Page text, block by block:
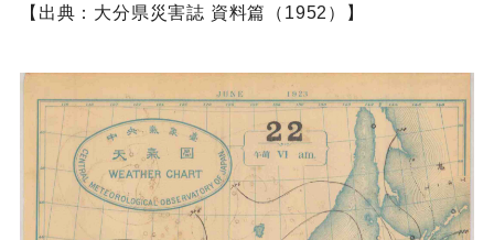
【出典：大分県災害誌 資料篇（1952）】